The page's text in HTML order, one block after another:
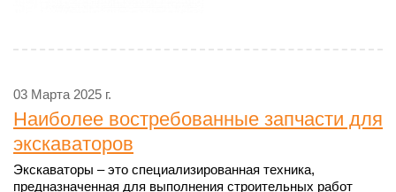
03 Марта 2025 г.
Наиболее востребованные запчасти для
экскаваторов
Экскаваторы – это специализированная техника,
предназначенная для выполнения строительных работ